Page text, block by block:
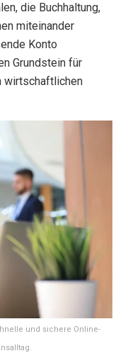
die Buchhaltung,
miteinander
Konto
Grundstein für
wirtschaftlichen
und sichere Online-